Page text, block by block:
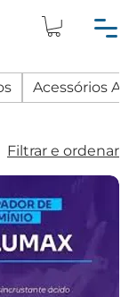
Acessórios
Filtrar e ordenar